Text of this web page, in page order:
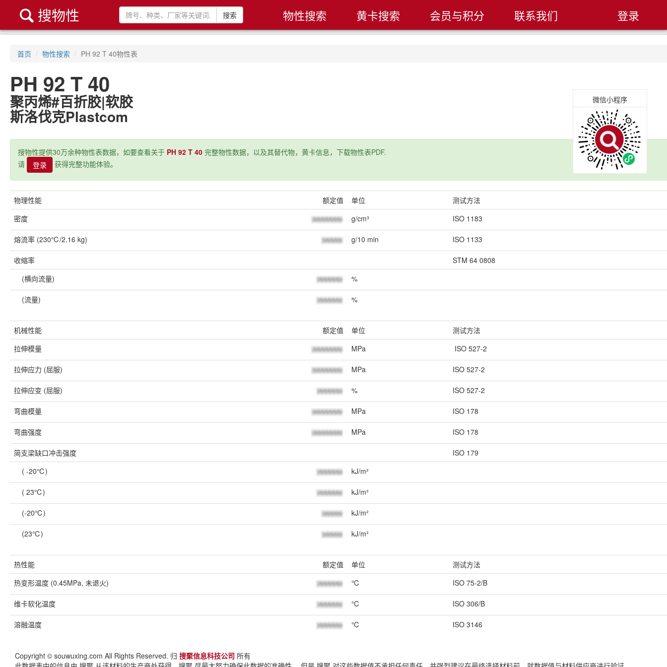
 搜物性 搜索 物性搜索 黄卡搜索 会员与积分 联系我们 登录
首页 物性搜索 PH 92 T 40物性表
PH 92 T 40
聚丙烯#百折胶|软胶
斯洛伐克Plastcom
搜物性提供30万余种物性表数据，如要查看关于 PH 92 T 40 完整物性数据，以及其替代物，黄卡信息，下载物性表PDF.
请
登录 获得完整功能体验。
物理性能 额定值 单位
测试方法
密度
g/cm³ ISO 1183
熔流率 (230℃/2.16 kg) g/10 min ISO 1133
收缩率
STM 64 0808
(横向流量)
%
(流量) %
机械性能 额定值 单位
测试方法
拉伸模量
MPa ISO 527-2
拉伸应力 (屈服) MPa ISO 527-2
拉伸应变 (屈服) % ISO 527-2
弯曲模量 MPa ISO 178
弯曲强度 MPa ISO 178
简支梁缺口冲击强度
ISO 179
( -20℃)
kJ/m²
( 23℃) kJ/m²
(-20℃) kJ/m²
(23℃) kJ/m²
热性能 额定值 单位
测试方法
热变形温度 (0.45MPa, 未退火)
℃ ISO 75-2/B
维卡软化温度 ℃ ISO 306/B
溶融温度 ℃ ISO 3146
Copyright © souwuxing.com All Rights Reserved. 归 搜聚信息科技公司 所有
微信小程序